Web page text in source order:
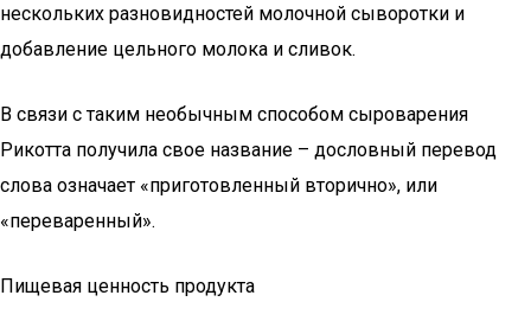
нескольких разновидностей молочной сыворотки и
добавление цельного молока и сливок.
В связи с таким необычным способом сыроварения
Рикотта получила свое название – дословный перевод
слова означает «приготовленный вторично», или
«переваренный».
Пищевая ценность продукта